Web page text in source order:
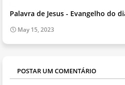
Palavra de Jesus - Evangelho do
May 15, 2023
POSTAR UM COMENTÁRIO